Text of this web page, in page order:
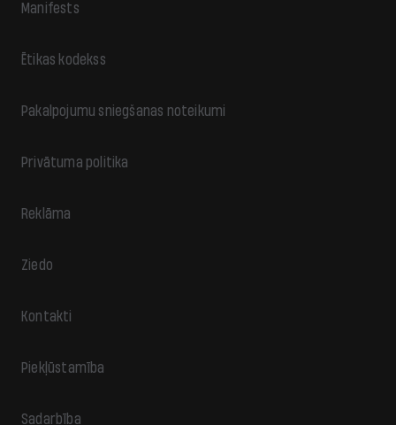
Manifests
Ētikas kodekss
Pakalpojumu sniegšanas noteikumi
Privātuma politika
Reklāma
Ziedo
Kontakti
Piekļūstamība
Sadarbība